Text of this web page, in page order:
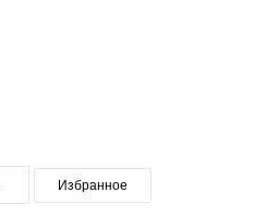
Избранное